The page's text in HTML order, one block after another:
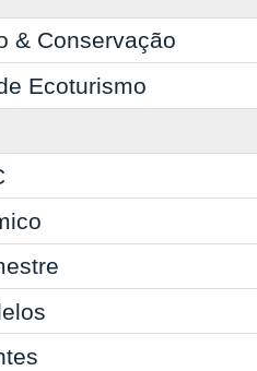
& Conservação
Ecoturismo